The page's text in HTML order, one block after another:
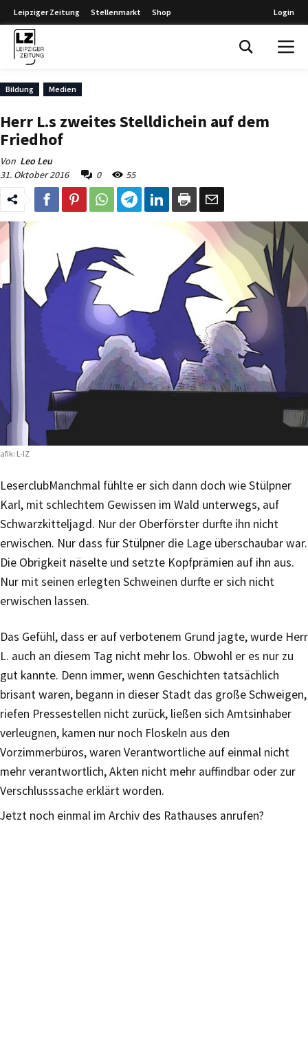
Leipziger Zeitung Stellenmarkt Shop Login
Bildung Medien
Herr L.s zweites Stelldichein auf dem
Friedhof
Von Leo Leu
31. Oktober 2016
0 55
L-IZ
LeserclubManchmal fühlte er sich dann doch wie Stülpner
Karl, mit schlechtem Gewissen im Wald unterwegs, auf
Schwarzkitteljagd. Nur der Oberförster durfte ihn nicht
erwischen. Nur dass für Stülpner die Lage überschaubar war.
Die Obrigkeit näselte und setzte Kopfprämien auf ihn aus.
Nur mit seinen erlegten Schweinen durfte er sich nicht
erwischen lassen.
Das Gefühl, dass er auf verbotenem Grund jagte, wurde Herr
L. auch an diesem Tag nicht mehr los. Obwohl er es nur zu
gut kannte. Denn immer, wenn Geschichten tatsächlich
brisant waren, begann in dieser Stadt das große Schweigen,
riefen Pressestellen nicht zurück, ließen sich Amtsinhaber
verleugnen, kamen nur noch Floskeln aus den
Vorzimmerbüros, waren Verantwortliche auf einmal nicht
mehr verantwortlich, Akten nicht mehr auffindbar oder zur
Verschlusssache erklärt worden.
Jetzt noch einmal im Archiv des Rathauses anrufen?